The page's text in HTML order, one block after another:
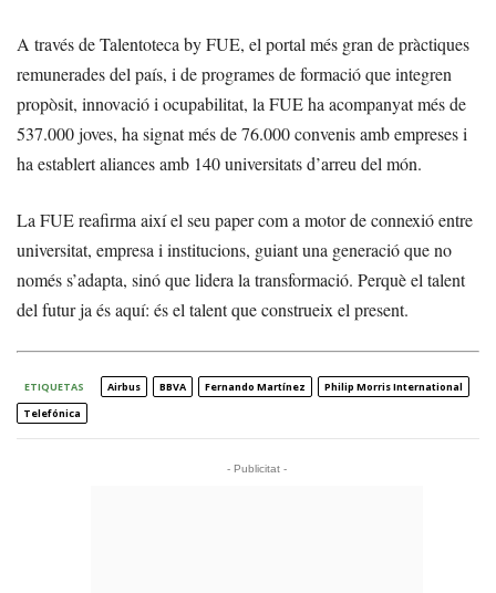
A través de Talentoteca by FUE, el portal més gran de pràctiques
remunerades del país, i de programes de formació que integren
propòsit, innovació i ocupabilitat, la FUE ha acompanyat més de
537.000 joves, ha signat més de 76.000 convenis amb empreses i
ha establert aliances amb 140 universitats d’arreu del món.
La FUE reafirma així el seu paper com a motor de connexió entre
universitat, empresa i institucions, guiant una generació que no
només s’adapta, sinó que lidera la transformació. Perquè el talent
del futur ja és aquí: és el talent que construeix el present.
ETIQUETAS Airbus BBVA Fernando Martínez
Philip Morris International
Telefónica
- Publicitat -